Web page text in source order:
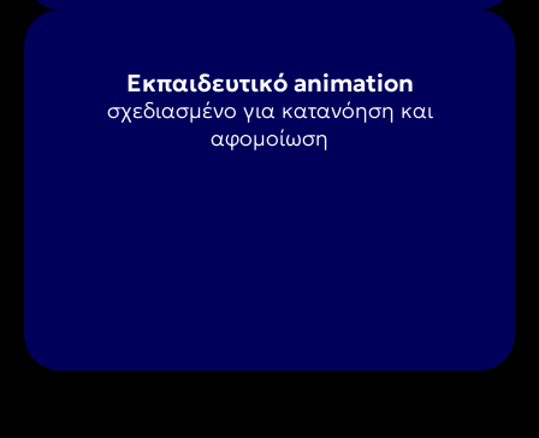
Εκπαιδευτικό animation
σχεδιασμένο για κατανόηση και
αφομοίωση